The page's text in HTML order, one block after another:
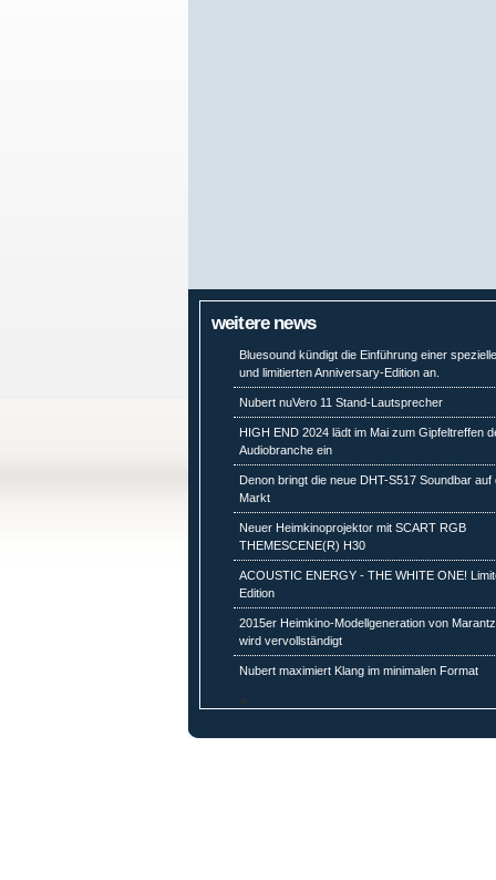
weitere news
Bluesound kündigt die Einführung einer
und limitierten Anniversary-Edition an.
Nubert nuVero 11 Stand-Lautsprecher
HIGH END 2024 lädt im Mai zum Gipfeltreffen
Audiobranche ein
Denon bringt die neue DHT-S517 Soundbar auf
Markt
Neuer Heimkinoprojektor mit SCART RGB
THEMESCENE(R) H30
ACOUSTIC ENERGY - THE WHITE ONE!
Edition
2015er Heimkino-Modellgeneration von Marantz
wird vervollständigt
Nubert maximiert Klang im minimalen Format